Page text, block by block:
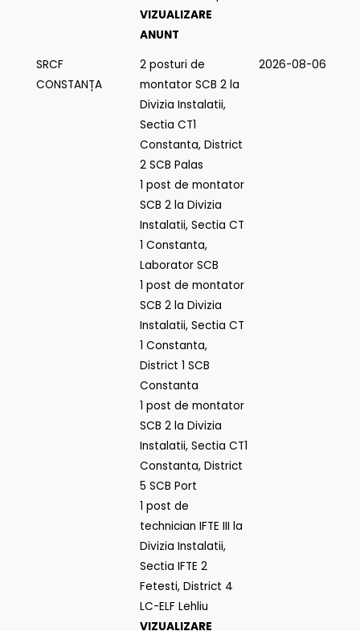
VIZUALIZARE
ANUNT
SRCF
CONSTANȚA
2 posturi de
montator SCB 2 la
Divizia Instalatii,
Sectia CT1
Constanta, District
2 SCB Palas
1 post de montator
SCB 2 la Divizia
Instalatii, Sectia CT
1 Constanta,
Laborator SCB
1 post de montator
SCB 2 la Divizia
Instalatii, Sectia CT
1 Constanta,
District 1 SCB
Constanta
1 post de montator
SCB 2 la Divizia
Instalatii, Sectia CT1
Constanta, District
5 SCB Port
1 post de
technician IFTE III la
Divizia Instalatii,
Sectia IFTE 2
Fetesti, District 4
LC-ELF Lehliu
VIZUALIZARE
2026-08-06